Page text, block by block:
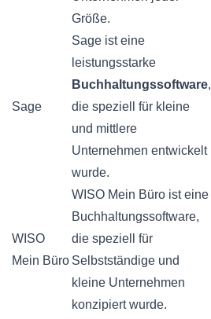
Größe.
Sage
Sage ist eine
leistungsstarke
Buchhaltungssoftware,
die speziell für kleine
und mittlere
Unternehmen entwickelt
wurde.
WISO
Mein Büro
WISO Mein Büro ist eine
Buchhaltungssoftware,
die speziell für
Selbstständige und
kleine Unternehmen
konzipiert wurde.